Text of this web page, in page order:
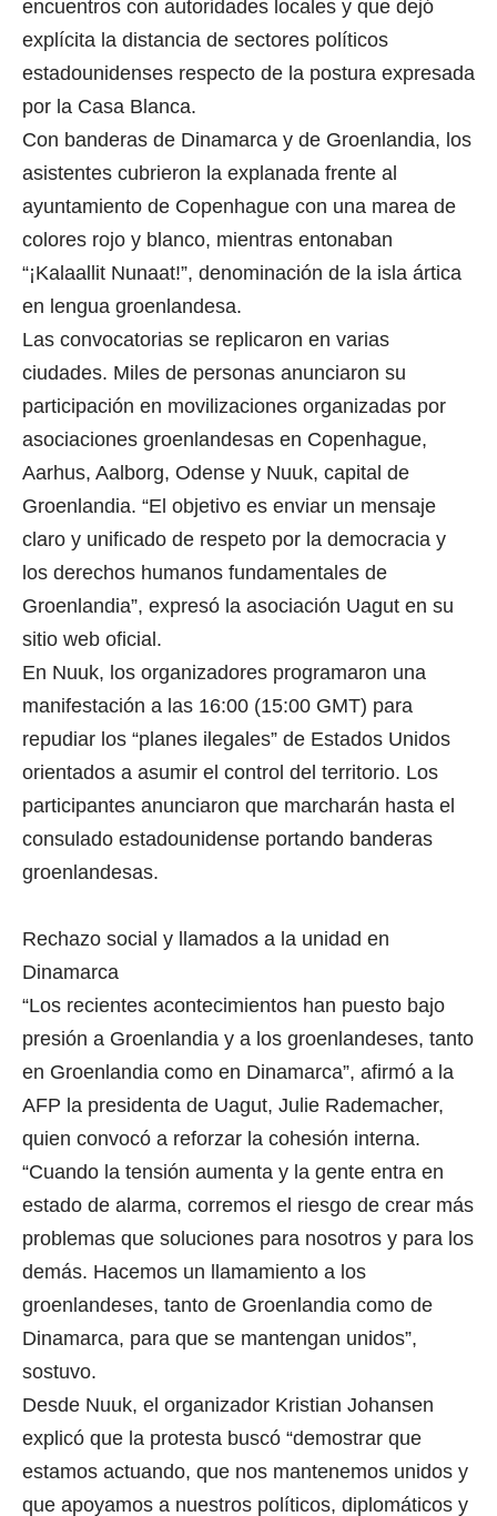
encuentros con autoridades locales y que dejó
explícita la distancia de sectores políticos
estadounidenses respecto de la postura expresada
por la Casa Blanca.
Con banderas de Dinamarca y de Groenlandia, los
asistentes cubrieron la explanada frente al
ayuntamiento de Copenhague con una marea de
colores rojo y blanco, mientras entonaban
“¡Kalaallit Nunaat!”, denominación de la isla ártica
en lengua groenlandesa.
Las convocatorias se replicaron en varias
ciudades. Miles de personas anunciaron su
participación en movilizaciones organizadas por
asociaciones groenlandesas en Copenhague,
Aarhus, Aalborg, Odense y Nuuk, capital de
Groenlandia. “El objetivo es enviar un mensaje
claro y unificado de respeto por la democracia y
los derechos humanos fundamentales de
Groenlandia”, expresó la asociación Uagut en su
sitio web oficial.
En Nuuk, los organizadores programaron una
manifestación a las 16:00 (15:00 GMT) para
repudiar los “planes ilegales” de Estados Unidos
orientados a asumir el control del territorio. Los
participantes anunciaron que marcharán hasta el
consulado estadounidense portando banderas
groenlandesas.
Rechazo social y llamados a la unidad en
Dinamarca
“Los recientes acontecimientos han puesto bajo
presión a Groenlandia y a los groenlandeses, tanto
en Groenlandia como en Dinamarca”, afirmó a la
AFP la presidenta de Uagut, Julie Rademacher,
quien convocó a reforzar la cohesión interna.
“Cuando la tensión aumenta y la gente entra en
estado de alarma, corremos el riesgo de crear más
problemas que soluciones para nosotros y para los
demás. Hacemos un llamamiento a los
groenlandeses, tanto de Groenlandia como de
Dinamarca, para que se mantengan unidos”,
sostuvo.
Desde Nuuk, el organizador Kristian Johansen
explicó que la protesta buscó “demostrar que
estamos actuando, que nos mantenemos unidos y
que apoyamos a nuestros políticos, diplomáticos y